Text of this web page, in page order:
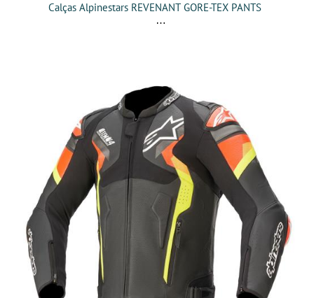
Calças Alpinestars REVENANT GORE-TEX PANTS